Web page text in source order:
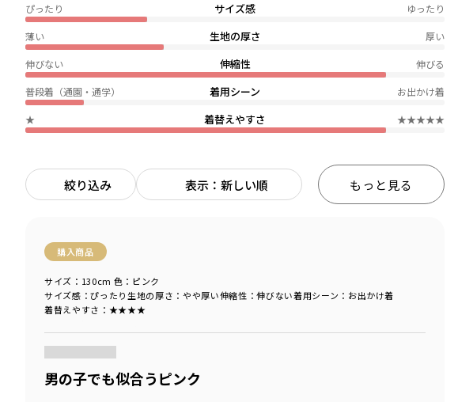
サイズ感
ぴったり ゆったり
生地の厚さ
薄い 厚い
伸縮性
伸びない 伸びる
着用シーン
普段着（通園・通学） お出かけ着
着替えやすさ
★ ★★★★★
絞り込み 表示：新しい順 もっと見る
購入商品
サイズ感 ：ぴったり 生地の厚さ ：やや厚い伸縮性 ：伸びない着用シーン ：お出かけ着
着替えやすさ ：★★★★
サイズ：130cm 色：ピンク
男の子でも似合うピンク